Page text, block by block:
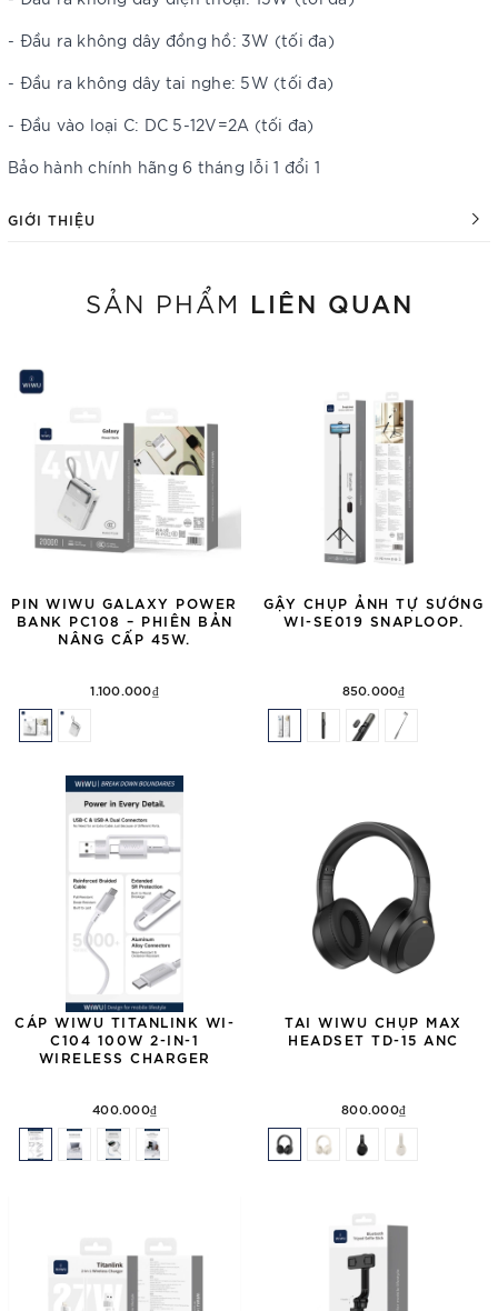
- Đầu ra không dây đồng hồ: 3W (tối đa)
- Đầu ra không dây tai nghe: 5W (tối đa)
- Đầu vào loại C: DC 5-12V=2A (tối đa)
Bảo hành chính hãng 6 tháng lỗi 1 đổi 1
GIỚI THIỆU
SẢN PHẨM LIÊN QUAN
PIN WIWU GALAXY POWER
BANK PC108 – PHIÊN BẢN
NÂNG CẤP 45W.
1.100.000₫
GẬY CHỤP ẢNH TỰ SƯỚNG
WI-SE019 SNAPLOOP.
850.000₫
CÁP WIWU TITANLINK WI-
C104 100W 2-IN-1
WIRELESS CHARGER
400.000₫
TAI WIWU CHỤP MAX
HEADSET TD-15 ANC
800.000₫